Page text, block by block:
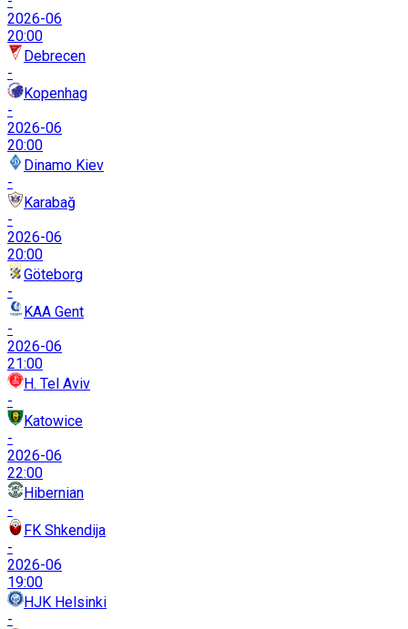
2026-06
20:00
Debrecen
-
Kopenhag
-
2026-06
20:00
Dinamo Kiev
-
Karabağ
-
2026-06
20:00
Göteborg
-
KAA Gent
-
2026-06
21:00
H. Tel Aviv
-
Katowice
-
2026-06
22:00
Hibernian
-
FK Shkendija
-
2026-06
19:00
HJK Helsinki
-